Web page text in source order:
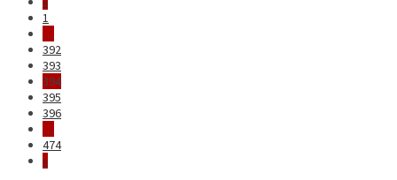
1
…
392
393
394
395
396
…
474
»